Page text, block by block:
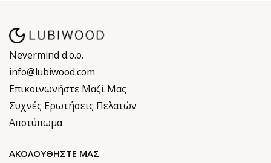
Nevermind d.o.o.
info@lubiwood.com
Επικοινωνήστε Μαζί Μας
Συχνές Ερωτήσεις Πελατών
Αποτύπωμα
ΑΚΟΛΟΥΘΉΣΤΕ ΜΑΣ